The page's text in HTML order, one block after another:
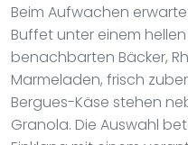
Beim Aufwachen
Buffet unter einem
benachbarten Bäcker,
Marmeladen, frisch
Bergues-Käse stehen
Granola. Die Auswahl